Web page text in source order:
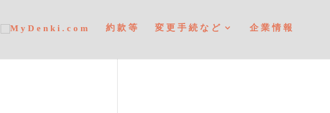
約款等 変更手続など 企業情報